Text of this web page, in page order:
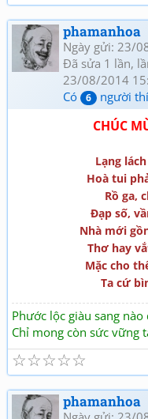
phamanhoa
Ngày gửi: 23/
Đã sửa 1 lần,
23/08/2014
Có
6 người
CHÚC
Lạng
Hoà tui
Rồ ga,
Đạp số,
Nhà mới
Thơ hay
Mặc cho
Ta cứ
Phước lộc giàu sang
Chỉ mong còn sức vững
☆
☆
☆
☆
☆
phamanhoa